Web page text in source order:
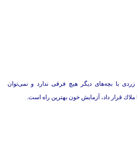
زردی با بچه‌های دیگر هیچ فرقی ندارد و نمی‌توان
قرار داد، آزمایش خون بهترین راه است.